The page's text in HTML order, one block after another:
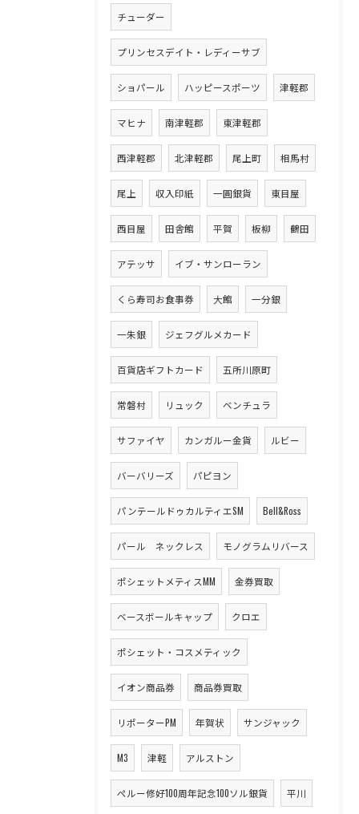
チューダー
プリンセスデイト・レディーサブ
ショパール ハッピースポーツ 津軽郡
マヒナ 南津軽郡 東津軽郡
西津軽郡 北津軽郡 尾上町 相馬村
尾上 収入印紙 一圓銀貨 東目屋
西目屋 田舎館 平賀 板柳 鶴田
アテッサ イブ・サンローラン
くら寿司お食事券 大館 一分銀
一朱銀 ジェフグルメカード
百貨店ギフトカード 五所川原町
常磐村 リュック ベンチュラ
サファイヤ カンガルー金貨 ルビー
バーバリーズ パピヨン
パンテールドゥカルティエSM Bell&Ross
パール ネックレス モノグラムリバース
ポシェットメティスMM 金券買取
ベースボールキャップ クロエ
ポシェット・コスメティック
イオン商品券 商品券買取
リポーターPM 年賀状 サンジャック
M3 津軽 アルストン
ペルー修好100周年記念100ソル銀貨 平川